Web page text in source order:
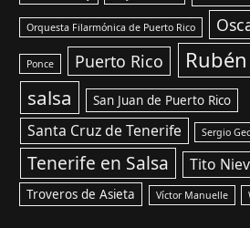
Orquesta Filarmónica de Puerto Rico
Ponce Puerto Rico
salsa San Juan de Puerto Rico
Santa Cruz de Tenerife Sergio
Tenerife en Salsa Tito
Troveros de Asieta Víctor Manuelle